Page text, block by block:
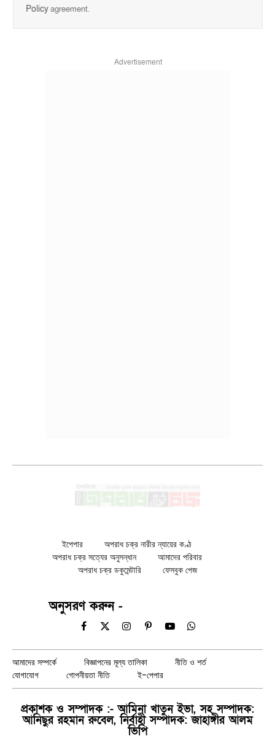
Policyagreement.
Advertisement
ইপেপার
অপরাধ চক্র নারীর ন্যায়ের কণ্ঠ
অপরাধ চক্র সত্যের অনুসন্ধান
আমাদের পরিবার
অপরাধ চক্র ডকুমেন্টারি
ফেসবুক পেজ
অনুসরণ করুন -
Facebook
X
InstagramPinterestYouTubeWhatsApp
আমাদের সম্পর্কে বিজ্ঞাপনের মূল্য তালিকা
নীতি ও শর্ত
যোগাযোগ
গোপনীয়তা নীতি ই-পেপার
প্রকাশক ও সম্পাদক :- আমিনা খাতুন ইভা, সহ সম্পাদক:
আনিছুর রহমান রুবেল, নির্বাহী সম্পাদক: জাহাঙ্গীর আলম
ভিপি